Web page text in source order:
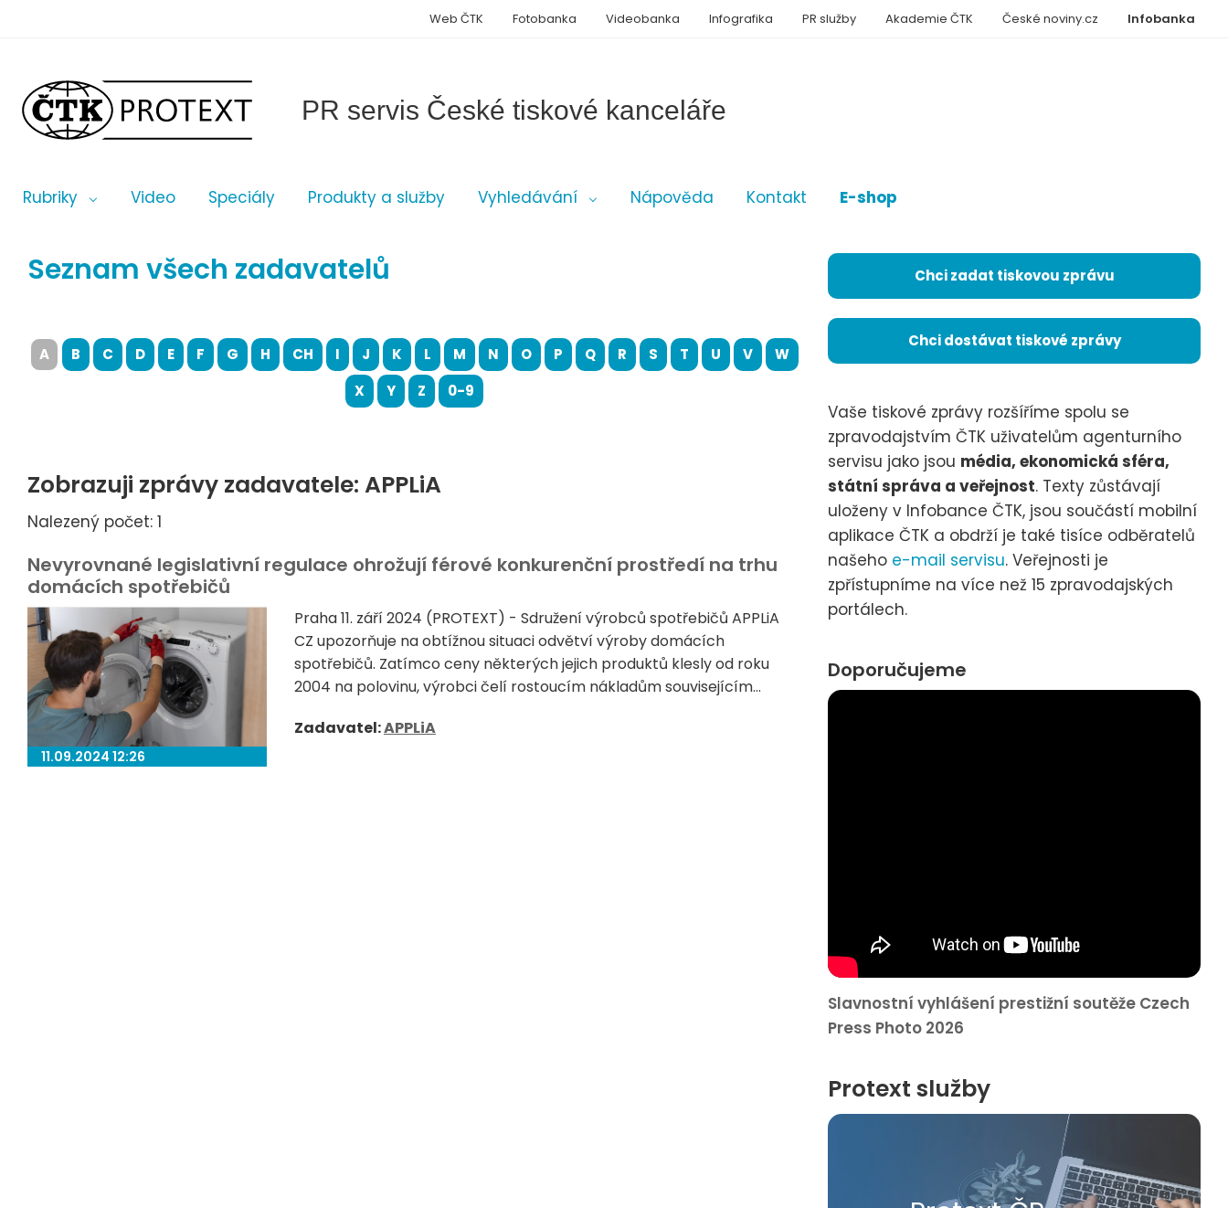
PR servis České tiskové kanceláře
Rubriky Video Speciály Produkty a služby Vyhledávání Nápověda Kontakt E-shop
Infobanka
Web ČTK Fotobanka Videobanka Infografika PR služby Akademie ČTK České noviny.cz
Seznam všech zadavatelů
A B C D E F G H CH I J K L M N O P Q R S T U V
W
X
Y Z 0-9
Zobrazuji zprávy zadavatele: APPLiA
Nalezený počet: 1
Nevyrovnané legislativní regulace ohrožují férové konkurenční prostředí na trhu
domácích spotřebičů
11.09.2024 12:26
Praha 11. září 2024 (PROTEXT) - Sdružení výrobců spotřebičů APPLiA
CZ upozorňuje na obtížnou situaci odvětví výroby domácích
spotřebičů. Zatímco ceny některých jejich produktů klesly od roku
2004 na polovinu, výrobci čelí rostoucím nákladům souvisejícím...
Zadavatel:APPLiA
Chci zadat tiskovou zprávu
Chci dostávat tiskové zprávy
Vaše tiskové zprávy rozšíříme spolu se
zpravodajstvím ČTK uživatelům agenturního
servisu jako jsou média, ekonomická sféra,
státní správa a veřejnost. Texty zůstávají
uloženy v Infobance ČTK, jsou součástí mobilní
aplikace ČTK a obdrží je také tisíce odběratelů
našeho e-mail servisu. Veřejnosti je
zpřístupníme na více než 15 zpravodajských
portálech.
Doporučujeme
Slavnostní vyhlášení prestižní soutěže Czech
Press Photo 2026
Protext služby